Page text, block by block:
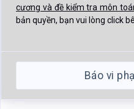
cương và đề kiểm tra môn
bản quyền, bạn vui lòng click
Báo vi